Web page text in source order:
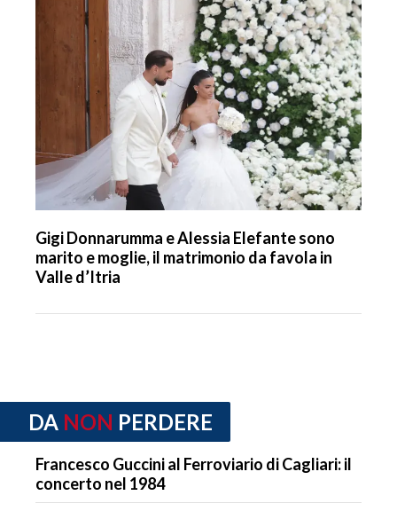
Gigi Donnarumma e Alessia Elefante sono
marito e moglie, il matrimonio da favola in
Valle d’Itria
DA NON PERDERE
Francesco Guccini al Ferroviario di Cagliari: il
concerto nel 1984